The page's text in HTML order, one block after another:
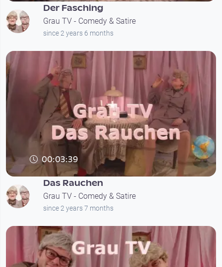
Der Fasching
Grau TV - Comedy & Satire
since 2 years 6 months
00:03:39
Das Rauchen
Grau TV - Comedy & Satire
since 2 years 7 months